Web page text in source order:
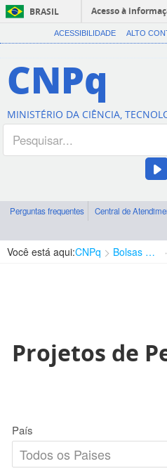
BRASIL
Acesso à
ACESSIBILIDADE ALTO
CNPq
MINISTÉRIO DA CIÊNCIA,
Perguntas frequentes Central de
Você está aqui:CNPq Bolsas e Auxílios Vigentes
Projetos de
País